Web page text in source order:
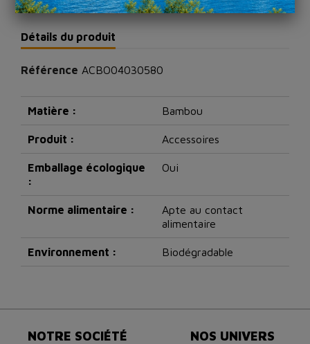
Détails du produit
Référence ACBO04030580
Matière : Bambou
Produit : Accessoires
Emballage écologique
:
Oui
Norme alimentaire :
Apte au contact
alimentaire
Environnement : Biodégradable
NOTRE SOCIÉTÉ NOS UNIVERS